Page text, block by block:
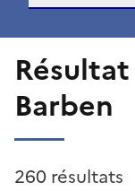
Barben
260 résultats